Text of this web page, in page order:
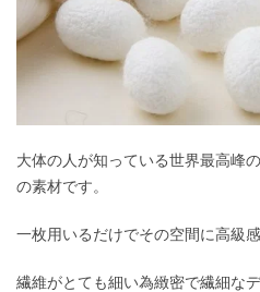
大体の人が知っている世界最高峰
の素材です。
一枚用いるだけでその空間に高級感
繊維がとても細い為緻密で繊細な